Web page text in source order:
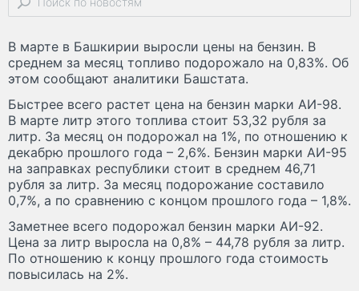
В марте в Башкирии выросли цены на бензин. В
среднем за месяц топливо подорожало на 0,83%. Об
этом сообщают аналитики Башстата.
Быстрее всего растет цена на бензин марки АИ-98.
В марте литр этого топлива стоит 53,32 рубля за
литр. За месяц он подорожал на 1%, по отношению к
декабрю прошлого года – 2,6%. Бензин марки АИ-95
на заправках республики стоит в среднем 46,71
рубля за литр. За месяц подорожание составило
0,7%, а по сравнению с концом прошлого года – 1,8%.
Заметнее всего подорожал бензин марки АИ-92.
Цена за литр выросла на 0,8% – 44,78 рубля за литр.
По отношению к концу прошлого года стоимость
повысилась на 2%.